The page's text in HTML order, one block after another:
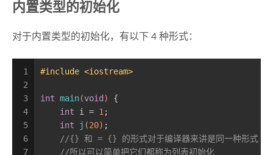
内置类型的初始化
对于内置类型的初始化，有以下 4 种形式：
1
2
3
4
5
6
7
#include <iostream>
int main(void )
{
int i = 1 ;
int
j (20) ;
//{} 和 = {} 的形式对于编译器来讲是同一种形式
//所以可以简单把它们都称为列表初始化